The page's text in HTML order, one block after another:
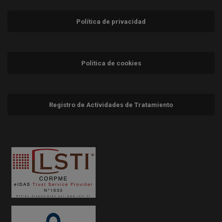
Política de privacidad
Política de cookies
Registro de Actividades de Tratamiento